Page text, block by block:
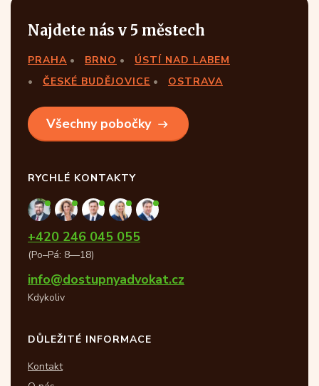
Najdete nás v 5 městech
PRAHA BRNO
ÚSTÍ NAD LABEM
ČESKÉ BUDĚJOVICE
OSTRAVA
Všechny pobočky
RYCHLÉ KONTAKTY
+420 246 045 055
(Po–Pá: 8—18)
info@dostupnyadvokat.cz
Kdykoliv
DŮLEŽITÉ INFORMACE
Kontakt